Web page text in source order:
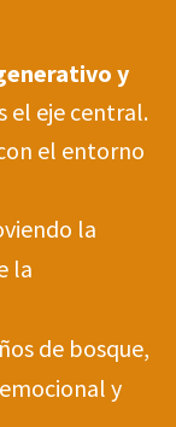
y
el eje central.
el entorno
la
la
de bosque,
y